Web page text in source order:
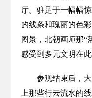
厅。驻足于一幅幅
的线条和瑰丽的色
图景，北朝画师那“
感受到多元文明在
参观结束后，大
上那些行云流水的